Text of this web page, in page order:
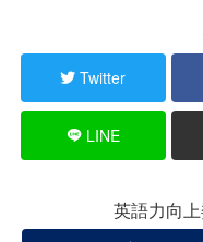
Twitter
LINE
英語力向